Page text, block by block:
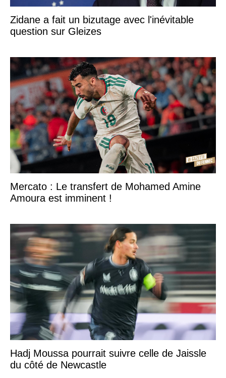
Zidane a fait un bizutage avec l'inévitable
question sur Gleizes
Mercato : Le transfert de Mohamed Amine
Amoura est imminent !
Hadj Moussa pourrait suivre celle de Jaissle
du côté de Newcastle